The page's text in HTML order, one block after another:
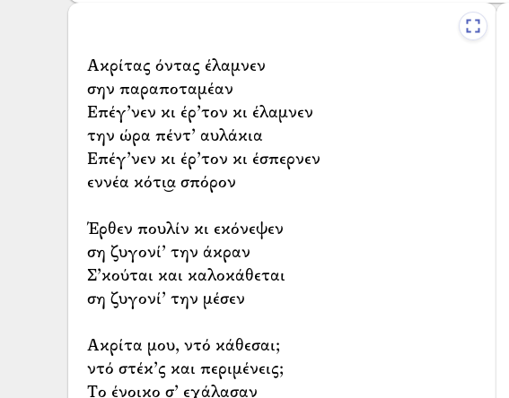
Ακρίτας όντας έλαμνεν
σην παραποταμέαν
Επέγ’νεν κι έρ’τον κι έλαμνεν
την ώρα πέντ’ αυλάκια
Επέγ’νεν κι έρ’τον κι έσπερνεν
εννέα κότι͜α σπόρον
Έρθεν πουλίν κι εκόνεψεν
ση ζυγονί’ την άκραν
Σ’κούται και καλοκάθεται
ση ζυγονί’ την μέσεν
Ακρίτα μου, ντό κάθεσαι;
ντό στέκ’ς και περιμένεις;
Το ένοικο σ’ εχάλασαν